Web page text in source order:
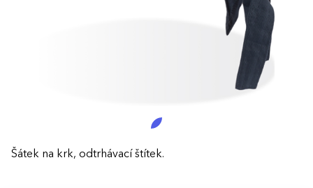
Šátek na krk, odtrhávací štítek.